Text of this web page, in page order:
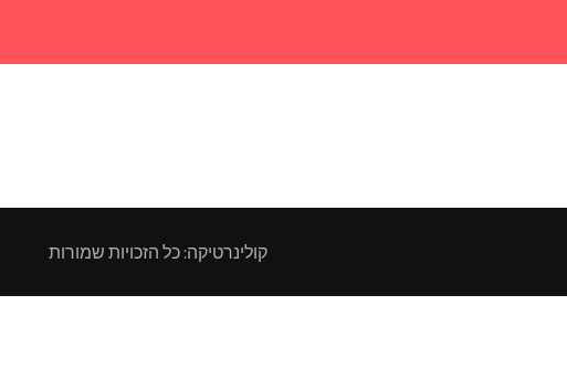
קולינרטיקה: כל הזכויות שמורות